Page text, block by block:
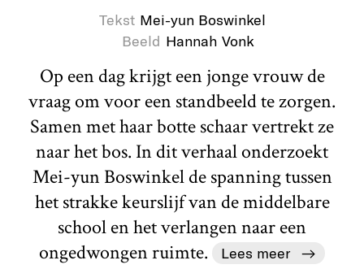
Tekst Mei-yun Boswinkel
Beeld Hannah Vonk
Op een dag krijgt een jonge vrouw de
vraag om voor een standbeeld te zorgen.
Samen met haar botte schaar vertrekt ze
naar het bos. In dit verhaal onderzoekt
Mei-yun Boswinkel de spanning tussen
het strakke keurslijf van de middelbare
school en het verlangen naar een
ongedwongen ruimte.
Lees meer